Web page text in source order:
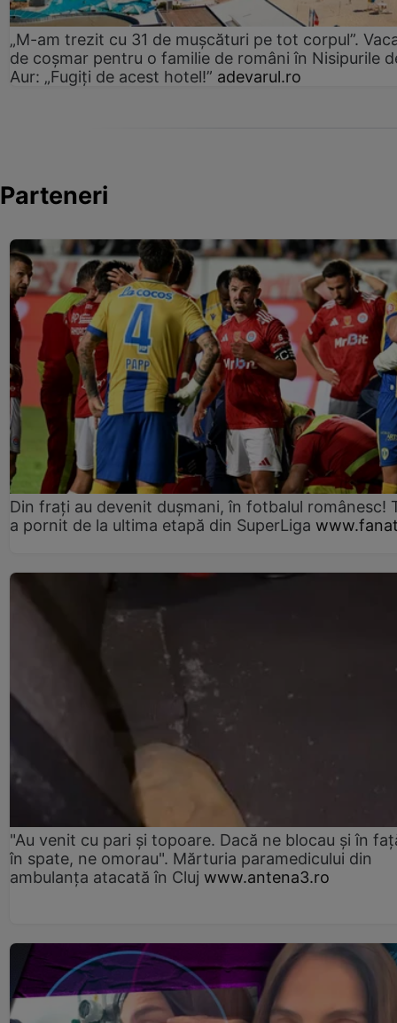
„M-am trezit cu 31 de mușcături pe tot corpul”.
de coșmar pentru o familie de români în Nisipurile
Aur: „Fugiți de acest hotel!” adevarul.ro
Parteneri
Din frați au devenit dușmani, în fotbalul românesc!
a pornit de la ultima etapă din SuperLiga
"Au venit cu pari și topoare. Dacă ne blocau şi în
în spate, ne omorau". Mărturia paramedicului din
ambulanţa atacată în Cluj www.antena3.ro